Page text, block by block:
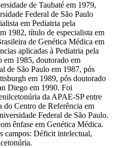
de Taubaté em 1979,
Federal de São Paulo
em Pediatria pela
1982, título de especialista em
de Genética Médica em
aplicadas à Pediatria pela
em 1985, doutorado em
de São Paulo em 1987, pós
em 1989, pós doutorado
Diego em 1990. Foi
da APAE-SP entre
do Centro de Referência em
Federal de São Paulo.
ênfase em Genética Médica.
campos: Déficit intelectual,